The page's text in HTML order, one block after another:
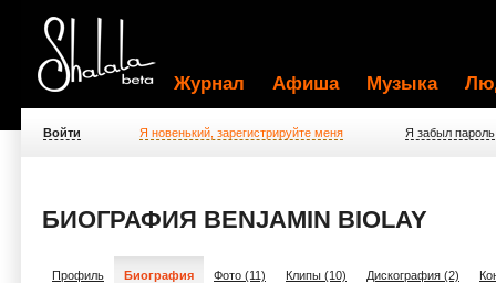
Журнал Афиша Музыка
Войти Я новенький, зарегистрируйте меня Я забыл пароль
БИОГРАФИЯ BENJAMIN BIOLAY
Профиль Биография Фото (11) Клипы (10) Дискография (2)